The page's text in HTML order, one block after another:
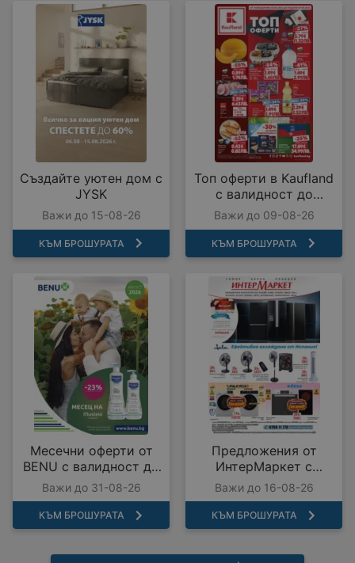
Създайте уютен дом с
JYSK
Важи до 15-08-26
КЪМ БРОШУРАТА
Топ оферти в Kaufland
с валидност до
09.08.2026
Важи до 09-08-26
КЪМ БРОШУРАТА
Месечни оферти от
BENU с валидност до
31.08.2026
Важи до 31-08-26
КЪМ БРОШУРАТА
Предложения от
ИнтерМаркет с
валидност до
16.08.2026
Важи до 16-08-26
КЪМ БРОШУРАТА